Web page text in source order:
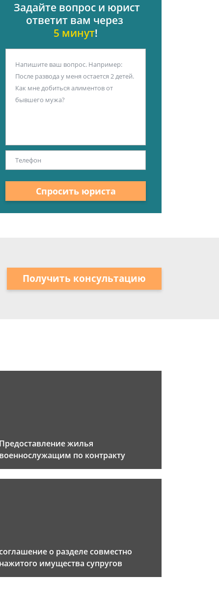
Задайте вопрос и юрист
ответит вам через
5 минут!
Спросить юриста
Получить консультацию
Предоставление жилья
военнослужащим по контракту
о разделе совместно
нажитого имущества супругов